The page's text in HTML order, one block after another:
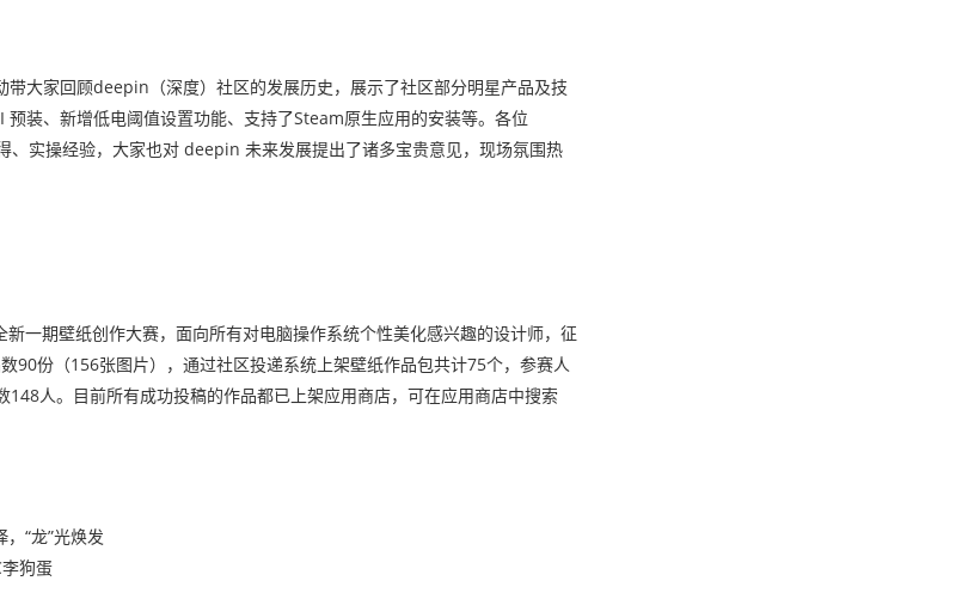
大家回顾deepin（深度）社区的发展历史，展示了社区部分明星产品及技
装、新增低电阈值设置功能、支持了Steam原生应用的安装等。各位
实操经验，大家也对 deepin 未来发展提出了诸多宝贵意见，现场氛围热
一期壁纸创作大赛，面向所有对电脑操作系统个性美化感兴趣的设计师，征
90份（156张图片），通过社区投递系统上架壁纸作品包共计75个，参赛人
人。目前所有成功投稿的作品都已上架应用商店，可在应用商店中搜索
“龙”光焕发
狗蛋